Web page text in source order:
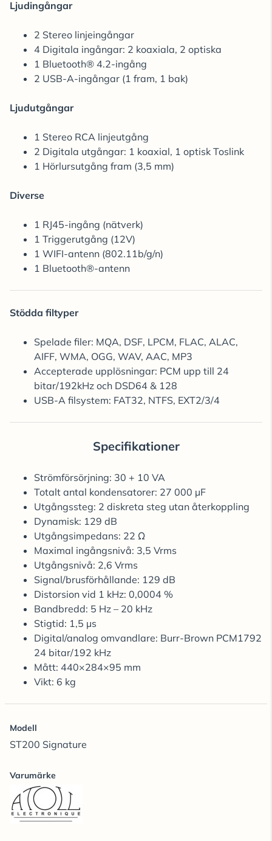
Ljudingångar
2 Stereo linjeingångar
4 Digitala ingångar: 2 koaxiala, 2 optiska
1 Bluetooth® 4.2-ingång
2 USB-A-ingångar (1 fram, 1 bak)
Ljudutgångar
1 Stereo RCA linjeutgång
2 Digitala utgångar: 1 koaxial, 1 optisk Toslink
1 Hörlursutgång fram (3,5 mm)
Diverse
1 RJ45-ingång (nätverk)
1 Triggerutgång (12V)
1 WIFI-antenn (802.11b/g/n)
1 Bluetooth®-antenn
Stödda filtyper
Spelade filer: MQA, DSF, LPCM, FLAC, ALAC,
AIFF, WMA, OGG, WAV, AAC, MP3
Accepterade upplösningar: PCM upp till 24
bitar/192kHz och DSD64 & 128
USB-A filsystem: FAT32, NTFS, EXT2/3/4
Specifikationer
Strömförsörjning: 30 + 10 VA
Totalt antal kondensatorer: 27 000 µF
Utgångssteg: 2 diskreta steg utan återkoppling
Dynamisk: 129 dB
Utgångsimpedans: 22 Ω
Maximal ingångsnivå: 3,5 Vrms
Utgångsnivå: 2,6 Vrms
Signal/brusförhållande: 129 dB
Distorsion vid 1 kHz: 0,0004 %
Bandbredd: 5 Hz – 20 kHz
Stigtid: 1,5 µs
Digital/analog omvandlare: Burr-Brown PCM1792
24 bitar/192 kHz
Mått: 440×284×95 mm
Vikt: 6 kg
Modell
ST200 Signature
Varumärke